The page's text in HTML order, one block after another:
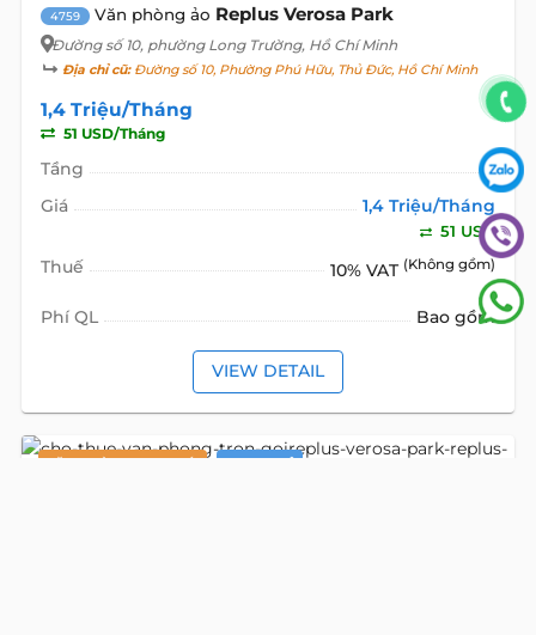
4759 Văn phòng ảo Replus Verosa Park
Đường số 10, phường Long Trường, Hồ Chí Minh
Địa chỉ cũ:Đường số 10, Phường Phú Hữu, Thủ Đức, Hồ Chí Minh
1,4 Triệu/Tháng
51 USD/Tháng
Tầng
Giá
1,4 Triệu/Tháng
51 USD
Thuế 10% VAT (Không gồm)
Phí QL Bao gồm
VIEW DETAIL
VĂN PHÒNG TRỌN GÓI CHO THUÊ